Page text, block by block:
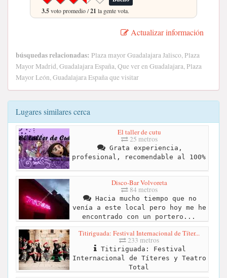
3.5voto promedio /21 la gente vota.
Actualizar información
búsquedas relacionadas: Plaza mayor Guadalajara Jalisco, Plaza
Mayor Madrid, Guadalajara España, Que ver en Guadalajara, Plaza
Mayor León, Guadalajara España que visitar
Lugares similares cerca
El taller de cutu
25 metros
Grata experiencia,
profesional, recomendable al 100%
Disco-Bar Volvoreta
84 metros
Hacia mucho tiempo que no
venía a este local pero hoy me he
encontrado con un portero...
Titiriguada: Festival Internacional de Títer...
233 metros
Titiriguada: Festival
Internacional de Títeres y Teatro
Total